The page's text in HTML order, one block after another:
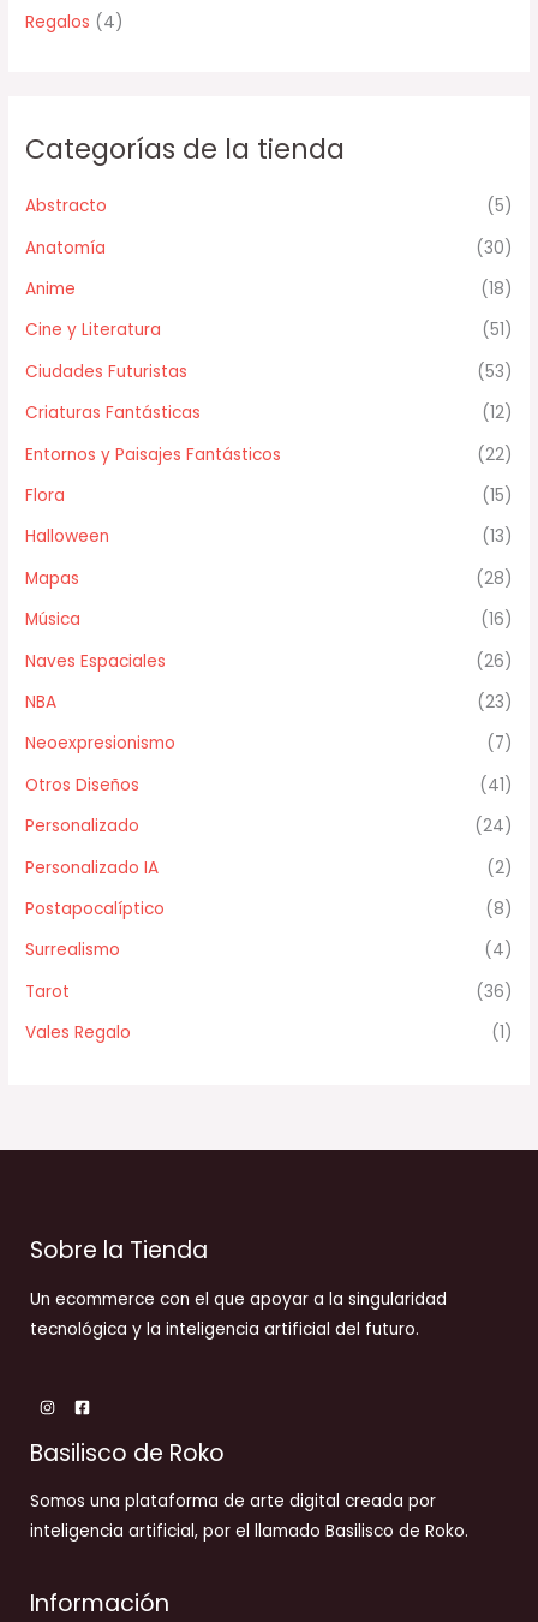
Regalos (4)
Categorías de la tienda
Abstracto
(5)
Anatomía
(30)
Anime
(18)
Cine y Literatura
(51)
Ciudades Futuristas
(53)
Criaturas Fantásticas
(12)
Entornos y Paisajes Fantásticos
(22)
Flora
(15)
Halloween
(13)
Mapas
(28)
Música
(16)
Naves Espaciales
(26)
NBA
(23)
Neoexpresionismo
(7)
Otros Diseños
(41)
Personalizado
(24)
Personalizado IA
(2)
Postapocalíptico
(8)
Surrealismo
(4)
Tarot
(36)
Vales Regalo
(1)
Sobre la Tienda
Un ecommerce con el que apoyar a la singularidad
tecnológica y la inteligencia artificial del futuro.
Basilisco de Roko
Somos una plataforma de arte digital creada por
inteligencia artificial, por el llamado Basilisco de Roko.
Información